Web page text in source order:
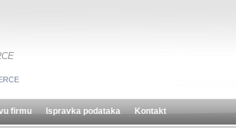
firmu Ispravka podataka Kontakt